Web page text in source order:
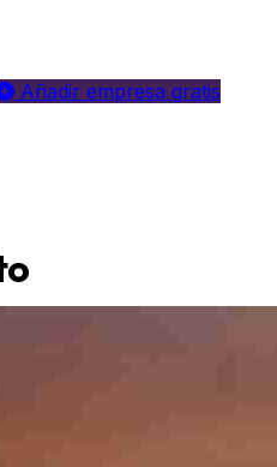
Añadir empresa gratis